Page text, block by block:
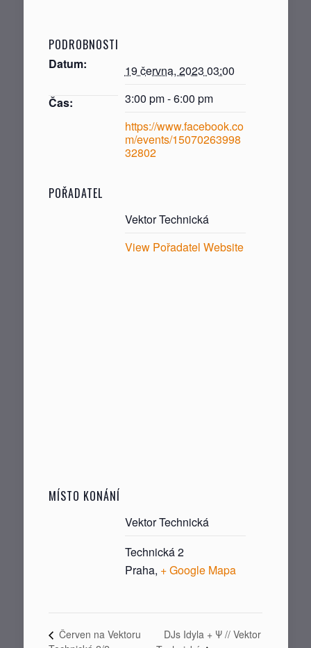
PODROBNOSTI
Datum:
19 června, 2023 03:00
Čas:
3:00 pm - 6:00 pm
https://www.facebook.co
m/events/15070263998
32802
POŘADATEL
Vektor Technická
View Pořadatel Website
MÍSTO KONÁNÍ
Vektor Technická
Technická 2
Praha, + Google Mapa
Červen na Vektoru
DJs Idyla + Ψ // Vektor